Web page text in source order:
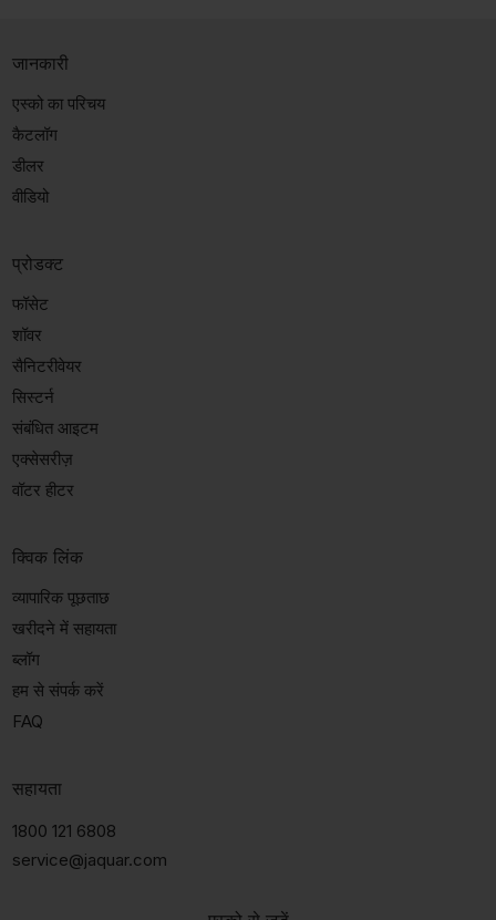
जानकारी
एस्को का परिचय
कैटलॉग
डीलर
वीडियो
प्रोडक्ट
फॉसेट
शॉवर
सैनिटरीवेयर
सिस्टर्न
संबंधित आइटम
एक्सेसरीज़
वॉटर हीटर
क्विक लिंक
व्यापारिक पूछताछ
खरीदने में सहायता
ब्लॉग
हम से संपर्क करें
FAQ
सहायता
1800 121 6808
service@jaquar.com